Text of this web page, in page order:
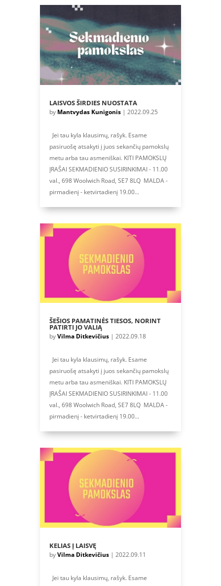
LAISVOS ŠIRDIES NUOSTATA
by Mantvydas Kunigonis| 2022.09.25
Jei tau kyla klausimų, rašyk. Esame
pasiruošę atsakyti į juos sekančių pamokslų
metu arba tau asmeniškai. KITI PAMOKSLŲ
ĮRAŠAI SEKMADIENIO SUSIRINKIMAI - 11.00
val., 698 Woolwich Road, SE7 8LQ MALDA -
pirmadienį - ketvirtadienį 19.00...
ŠEŠIOS PAMATINĖS TIESOS, NORINT
PATIRTI JO VALIĄ
byVilma Ditkevičius| 2022.09.18
Jei tau kyla klausimų, rašyk. Esame
pasiruošę atsakyti į juos sekančių pamokslų
metu arba tau asmeniškai. KITI PAMOKSLŲ
ĮRAŠAI SEKMADIENIO SUSIRINKIMAI - 11.00
val., 698 Woolwich Road, SE7 8LQ MALDA -
pirmadienį - ketvirtadienį 19.00...
KELIAS Į LAISVĘ
byVilma Ditkevičius| 2022.09.11
Jei tau kyla klausimų, rašyk. Esame